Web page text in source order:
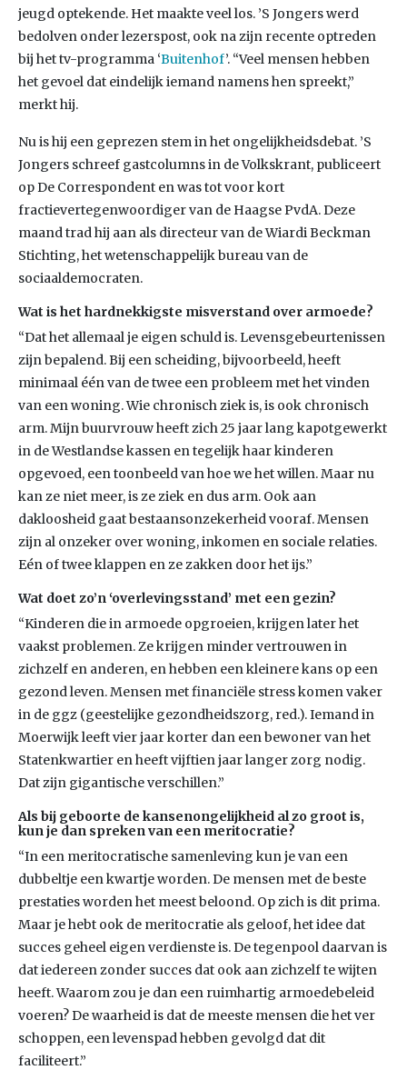
jeugd optekende. Het maakte veel los. ’S Jongers werd
bedolven onder lezerspost, ook na zijn recente optreden
bij het tv-programma ‘Buitenhof’. “Veel mensen hebben
het gevoel dat eindelijk iemand namens hen spreekt,”
merkt hij.
Nu is hij een geprezen stem in het ongelijkheidsdebat. ’S
Jongers schreef gastcolumns in de Volkskrant, publiceert
op De Correspondent en was tot voor kort
fractievertegenwoordiger van de Haagse PvdA. Deze
maand trad hij aan als directeur van de Wiardi Beckman
Stichting, het wetenschappelijk bureau van de
sociaaldemocraten.
Wat is het hardnekkigste misverstand over armoede?
“Dat het allemaal je eigen schuld is. Levensgebeurtenissen
zijn bepalend. Bij een scheiding, bijvoorbeeld, heeft
minimaal één van de twee een probleem met het vinden
van een woning. Wie chronisch ziek is, is ook chronisch
arm. Mijn buurvrouw heeft zich 25 jaar lang kapotgewerkt
in de Westlandse kassen en tegelijk haar kinderen
opgevoed, een toonbeeld van hoe we het willen. Maar nu
kan ze niet meer, is ze ziek en dus arm. Ook aan
dakloosheid gaat bestaansonzekerheid vooraf. Mensen
zijn al onzeker over woning, inkomen en sociale relaties.
Eén of twee klappen en ze zakken door het ijs.”
Wat doet zo’n ‘overlevingsstand’ met een gezin?
“Kinderen die in armoede opgroeien, krijgen later het
vaakst problemen. Ze krijgen minder vertrouwen in
zichzelf en anderen, en hebben een kleinere kans op een
gezond leven. Mensen met financiële stress komen vaker
in de ggz (geestelijke gezondheidszorg, red.). Iemand in
Moerwijk leeft vier jaar korter dan een bewoner van het
Statenkwartier en heeft vijftien jaar langer zorg nodig.
Dat zijn gigantische verschillen.”
Als bij geboorte de kansenongelijkheid al zo groot is,
kun je dan spreken van een meritocratie?
“In een meritocratische samenleving kun je van een
dubbeltje een kwartje worden. De mensen met de beste
prestaties worden het meest beloond. Op zich is dit prima.
Maar je hebt ook de meritocratie als geloof, het idee dat
succes geheel eigen verdienste is. De tegenpool daarvan is
dat iedereen zonder succes dat ook aan zichzelf te wijten
heeft. Waarom zou je dan een ruimhartig armoedebeleid
voeren? De waarheid is dat de meeste mensen die het ver
schoppen, een levenspad hebben gevolgd dat dit
faciliteert.”